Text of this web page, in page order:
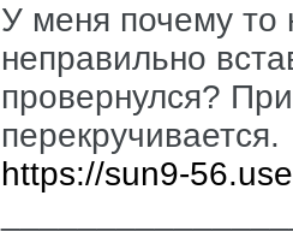
У меня почему то
неправильно
провернулся?
перекручивается.
https://sun9-